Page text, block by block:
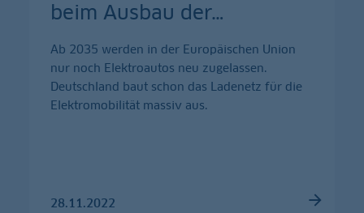
beim Ausbau der…
Ab 2035 werden in der Europäischen Union
nur noch Elektroautos neu zugelassen.
Deutschland baut schon das Ladenetz für die
Elektromobilität massiv aus.
28.11.2022